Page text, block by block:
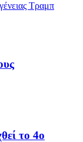
Τραμπ
το 4ο